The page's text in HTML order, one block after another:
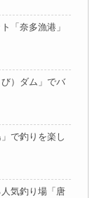
「奈多漁港」
）ダム」でバ
で釣りを楽し
気釣り場「唐